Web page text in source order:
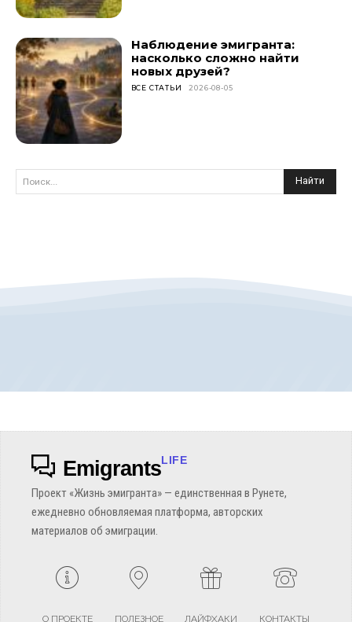
Наблюдение эмигранта:
насколько сложно найти
новых друзей?
ВСЕ СТАТЬИ 2026-08-05
Поиск... Найти
EmigrantsLIFE
Проект «Жизнь эмигранта» — единственная в Рунете,
ежедневно обновляемая платформа, авторских
материалов об эмиграции.
О ПРОЕКТЕ ПОЛЕЗНОЕ ЛАЙФХАКИ КОНТАКТЫ